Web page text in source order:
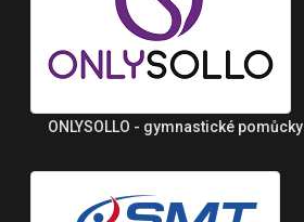
ONLYSOLLO - gymnastické pomůcky